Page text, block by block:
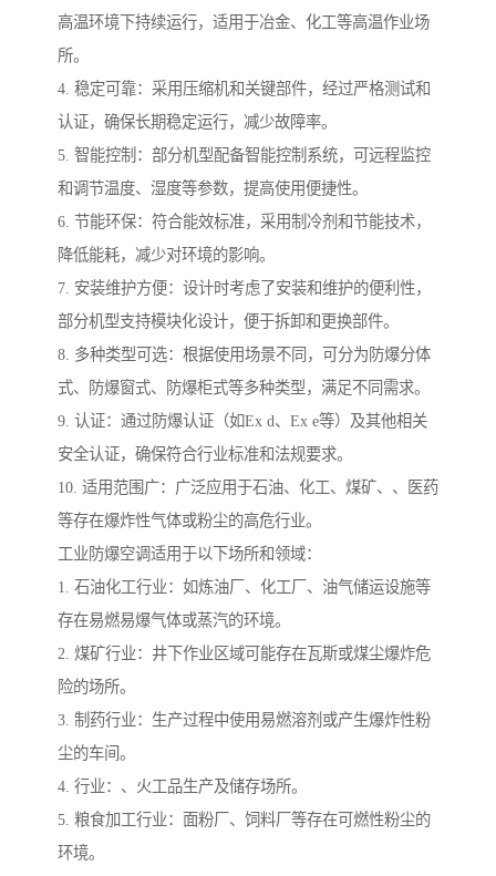
高温环境下持续运行，适用于冶金、化工等高温作业场
所。
4. 稳定可靠：采用压缩机和关键部件，经过严格测试和
认证，确保长期稳定运行，减少故障率。
5. 智能控制：部分机型配备智能控制系统，可远程监控
和调节温度、湿度等参数，提高使用便捷性。
6. 节能环保：符合能效标准，采用制冷剂和节能技术，
降低能耗，减少对环境的影响。
7. 安装维护方便：设计时考虑了安装和维护的便利性，
部分机型支持模块化设计，便于拆卸和更换部件。
8. 多种类型可选：根据使用场景不同，可分为防爆分体
式、防爆窗式、防爆柜式等多种类型，满足不同需求。
9. 认证：通过防爆认证（如Ex d、Ex e等）及其他相关
安全认证，确保符合行业标准和法规要求。
10. 适用范围广：广泛应用于石油、化工、煤矿、、医药
等存在爆炸性气体或粉尘的高危行业。
工业防爆空调适用于以下场所和领域：
1. 石油化工行业：如炼油厂、化工厂、油气储运设施等
存在易燃易爆气体或蒸汽的环境。
2. 煤矿行业：井下作业区域可能存在瓦斯或煤尘爆炸危
险的场所。
3. 制药行业：生产过程中使用易燃溶剂或产生爆炸性粉
尘的车间。
4. 行业：、火工品生产及储存场所。
5. 粮食加工行业：面粉厂、饲料厂等存在可燃性粉尘的
环境。